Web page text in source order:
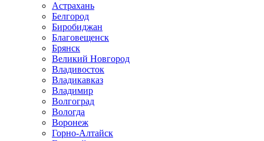
Астрахань
Белгород
Биробиджан
Благовещенск
Брянск
Великий Новгород
Владивосток
Владикавказ
Владимир
Волгоград
Вологда
Воронеж
Горно-Алтайск